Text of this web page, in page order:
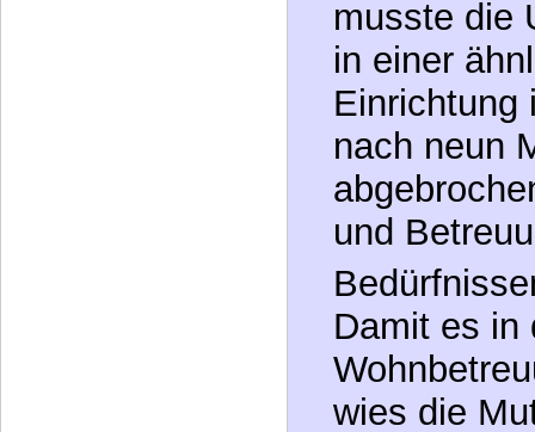
betreut und
halben
in Wien.
musste die
in einer
Einrichtung
nach neun
und